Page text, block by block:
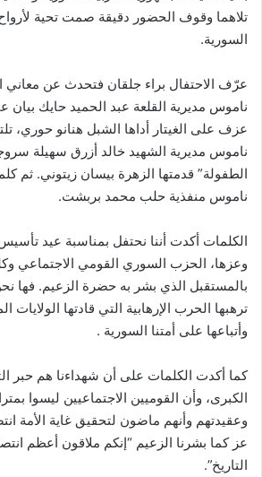
تلاهما وقوف الحضور دقيقة صمت تحية
السورية.
عرّف الاحتفال براء جلقان فتحدث عن معاني
ناموس مديرية القلعة عبد الحميد حايك بيان
عزف على الغيتار أداها الشبل هنانو حوري،
ناموس مديرية الشهيد خالد أزرق سهيلة
الطفولة” قدمتها الزهرة بيسان زيتوني. ثم
ناموس منفذية حلب محمد بربشت.
الكلمات أكدت أننا نحتفل بمناسبة عيد
وعزها، الحزب السوري القومي الاجتماعي
بالمستقبل الذي بشر به حضرة الزعيم. فها
ترهبها الحرب الإرهابية التي قادتها الولايات
وأتباعها على أمتنا السورية .
كما أكدت الكلمات على أن شهداءنا هم حبر
الكبرى، وأن القوميين الاجتماعيين ليسوا
وعقيدتهم وأنهم ماضون لتحقيق غاية الأمة
عز كما بشرنا الزعيم “إنكم ملاقون أعظم
التاريخ”.